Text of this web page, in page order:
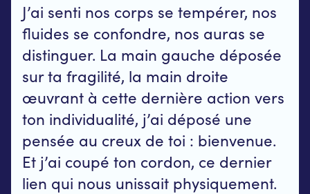
J’ai senti nos corps se tempérer, nos
fluides se confondre, nos auras se
distinguer. La main gauche déposée
sur ta fragilité, la main droite
œuvrant à cette dernière action vers
ton individualité, j’ai déposé une
pensée au creux de toi : bienvenue.
Et j’ai coupé ton cordon, ce dernier
lien qui nous unissait physiquement.